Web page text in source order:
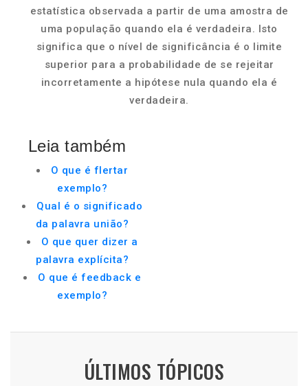
estatística observada a partir de uma amostra de
uma população quando ela é verdadeira. Isto
significa que o nível de significância é o limite
superior para a probabilidade de se rejeitar
incorretamente a hipótese nula quando ela é
verdadeira.
Leia também
O que é flertar
exemplo?
Qual é o significado
da palavra união?
O que quer dizer a
palavra explícita?
O que é feedback e
exemplo?
ÚLTIMOS TÓPICOS